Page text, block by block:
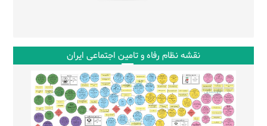
نقشه نظام رفاه و تامین اجتماعی ایران